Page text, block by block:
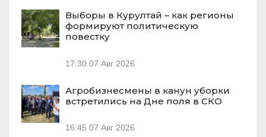
Выборы в Курултай – как регионы
формируют политическую
повестку
17:30 07 Авг 2026
Агробизнесмены в канун уборки
встретились на Дне поля в СКО
16:45 07 Авг 2026